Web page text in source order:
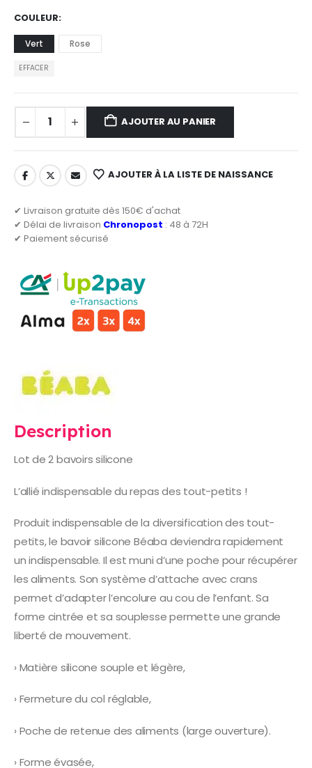
COULEUR
Vert Rose
EFFACER
AJOUTER AU PANIER
AJOUTER À LA LISTE DE NAISSANCE
✔ Livraison gratuite dès 150€ d'achat
✔ Délai de livraison Chronopost : 48 à 72H
✔ Paiement sécurisé
Description
Lot de 2 bavoirs silicone
L’allié indispensable du repas des tout-petits !
Produit indispensable de la diversification des tout-
petits, le bavoir silicone Béaba deviendra rapidement
un indispensable. Il est muni d’une poche pour récupérer
les aliments. Son système d’attache avec crans
permet d’adapter l’encolure au cou de l’enfant. Sa
forme cintrée et sa souplesse permette une grande
liberté de mouvement.
› Matière silicone souple et légère,
› Fermeture du col réglable,
› Poche de retenue des aliments (large ouverture).
› Forme évasée,